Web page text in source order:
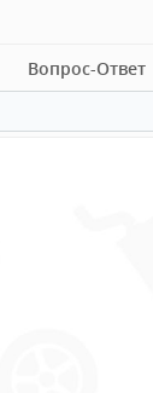
Вопрос-Ответ